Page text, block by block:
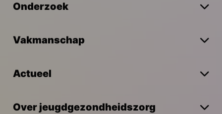
Onderzoek
Vakmanschap
Actueel
Over jeugdgezondheidszorg